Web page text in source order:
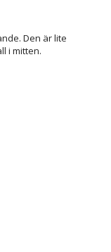
Den är lite
i mitten.